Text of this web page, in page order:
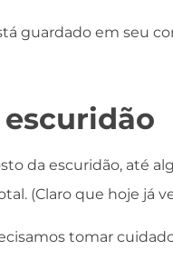
guardado em seu
da escuridão, até
(Claro que hoje já
tomar